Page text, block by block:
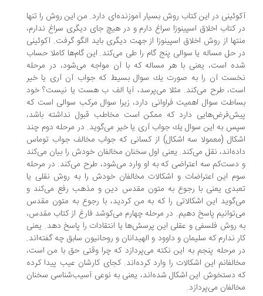
در این كتاب روش بسیار آموزنده‌ای دارد. من این روش را تنها
كتاب اخلاق اسپینوزا سراغ دارم و در هیچ جای دیگری سراغ ندارم،
از روش اخلاق اسپینوزا از جهت دیگری باید الگو گرفت. آكوئینی
حل مساله یا سوالی پنج گام را طی می‌كند. این گام‌ها كاملا حساب
است، یعنی با هر مساله كه با آن مواجه می‌شود، در مرحله
آن را به صورت یك سوال بسیط كه جواب آن آری یا خیر
طرح می‌كند. مثلا می‌پرسد، آیا الف ب هست یا نیست؟ خود
سوال اهمیت فراوانی دارد، زیرا سوال مركب سوالی است كه
دارد كه ممكن است مخاطب قبول نداشته باشد،
به این سوال یك جواب آری یا خیر می‌گوید. در مرحله دوم چند
(معمولا سه اشكال) از كسانی كه جواب مخالف جواب توماس
نقل می‌كند. یعنی اول سخنان مخالفان خودش را بیان می‌كند
سه اعتراضی كه به او وارد می‌شود، طرح می‌كند. در مرحله
این اعتراضات و اشكالات مخالفان خودش را به روش نقلی یا
یعنی با رجوع به متون مقدس دین و مذهب رفع می‌كند و
این اشكالاتی را كه به من كردید، با رجوع به متون مقدس
پاسخ دهیم. در مرحله چهارم می‌كوشد فارغ از كتاب مقدس،
روش فلسفی و عقلی این پرسش‌ها یا انتقادات را پاسخ دهد. یعنی
ندارم كه سلیمان و داوود و الهیدانان و روحانیون سابق چه گفته‌اند.
مرحله پنجم به این نكته می‌پردازد كه چرا وقتی حق با من است،
این اشكالات را وارد كرده‌اند. كجای كارشان عیب پیدا كرده
دستخوش این اشكال شده‌اند، یعنی به نوعی آسیب‌شناسی سخنان
می‌پردازد.